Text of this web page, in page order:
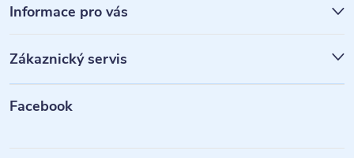
á
p
a
Informace pro vás
Zákaznický servis
Facebook